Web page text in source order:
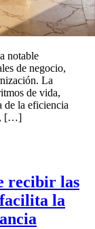
notable
de negocio,
La
de vida,
de la eficiencia
[…]
recibir las
la